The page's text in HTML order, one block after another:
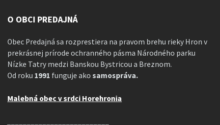
O OBCI PREDAJNÁ
Obec Predajná sa rozprestiera na pravom brehu rieky Hron v
prekrásnej prírode ochranného pásma Národného parku
Nízke Tatry medzi Banskou Bystricou a Breznom.
Od roku 1991 funguje ako samospráva.
Malebná obec v srdci Horehronia